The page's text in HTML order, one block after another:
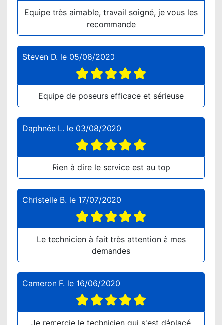
Equipe très aimable, travail soigné, je vous les
recommande
Steven D. le 05/08/2020
Equipe de poseurs efficace et sérieuse
Daphnée L. le 03/08/2020
Rien à dire le service est au top
Christelle B. le 17/07/2020
Le technicien à fait très attention à mes
demandes
Cameron F. le 16/06/2020
Je remercie le technicien qui s'est déplacé